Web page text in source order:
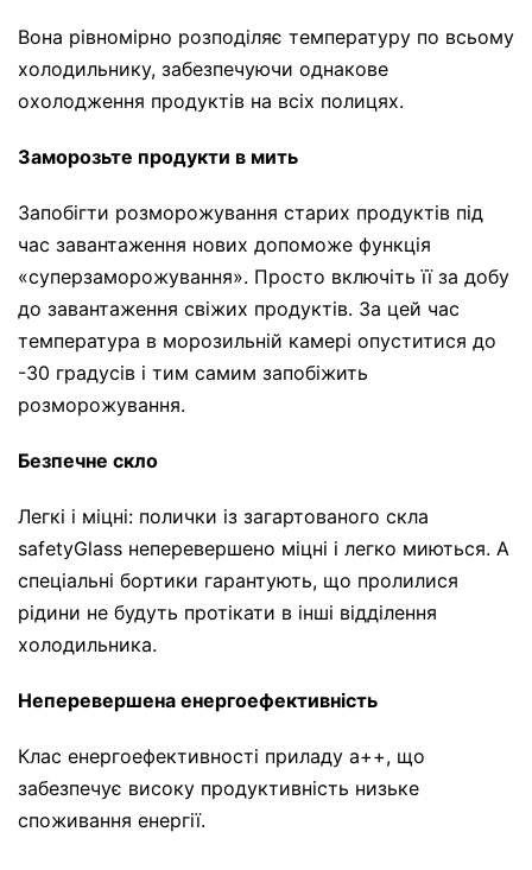
Вона рівномірно розподіляє температуру по всьому
холодильнику, забезпечуючи однакове
охолодження продуктів на всіх полицях.
Заморозьте продукти в мить
Запобігти розморожування старих продуктів під
час завантаження нових допоможе функція
«суперзаморожування». Просто включіть її за добу
до завантаження свіжих продуктів. За цей час
температура в морозильній камері опуститися до
-30 градусів і тим самим запобіжить
розморожування.
Безпечне скло
Легкі і міцні: полички із загартованого скла
safetyGlass неперевершено міцні і легко миються. А
спеціальні бортики гарантують, що пролилися
рідини не будуть протікати в інші відділення
холодильника.
Неперевершена енергоефективність
Клас енергоефективності приладу а++, що
забезпечує високу продуктивність низьке
споживання енергії.